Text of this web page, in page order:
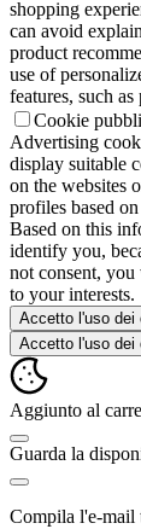
shopping
can avoid
product
use of
features, such
Cookie
Advertising
display suitable
on the websites
profiles based
Based on this
identify you,
not consent,
to your interests.
Accetto l'uso dei
Accetto l'uso dei
Aggiunto al
Guarda la
Compila l'e-mail